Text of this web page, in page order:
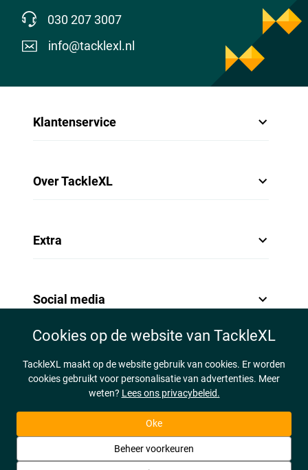
030 207 3007
info@tacklexl.nl
Klantenservice
Over TackleXL
Extra
Social media
Cookies op de website van TackleXL
TackleXL maakt op de website gebruik van cookies. Er worden
cookies gebruikt voor personalisatie van advertenties. Meer
weten? Lees ons privacybeleid.
Oke
Beheer voorkeuren